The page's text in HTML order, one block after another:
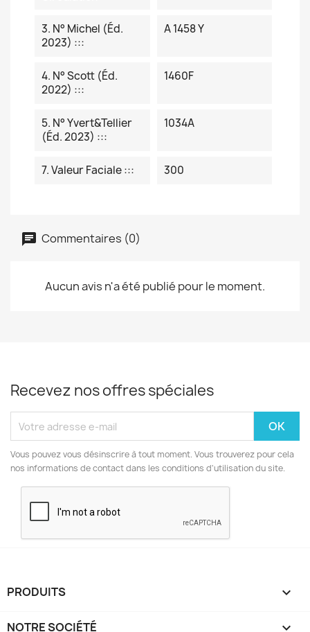
3. N° Michel (éd.
2023) :::
A 1458 Y
4. N° Scott (éd.
2022) :::
1460F
5. N° Yvert&Tellier
(éd. 2023) :::
1034A
7. Valeur Faciale ::: 300
Commentaires (0)
Aucun avis n'a été publié pour le moment.
Recevez nos offres spéciales
Vous pouvez vous désinscrire à tout moment. Vous trouverez pour cela
nos informations de contact dans les conditions d'utilisation du site.
PRODUITS 
NOTRE SOCIÉTÉ 